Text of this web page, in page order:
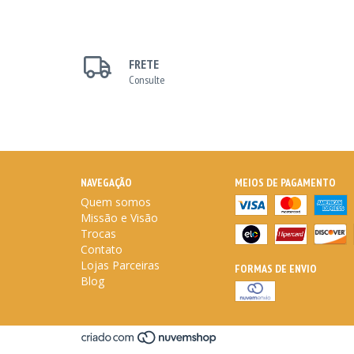
FRETE
Consulte
NAVEGAÇÃO
Quem somos
Missão e Visão
Trocas
Contato
Lojas Parceiras
Blog
MEIOS DE PAGAMENTO
FORMAS DE ENVIO